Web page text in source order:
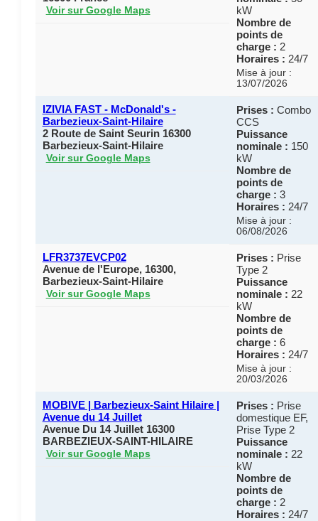
Voir sur Google Maps
kW
Nombre de
points de
charge : 2
Horaires : 24/7
Mise à jour :
13/07/2026
IZIVIA FAST - McDonald's -
Barbezieux-Saint-Hilaire​
2 Route de Saint Seurin 16300
Barbezieux-Saint-Hilaire
Voir sur Google Maps
Prises : Combo
CCS
Puissance
nominale : 150
kW
Nombre de
points de
charge : 3
Horaires : 24/7
Mise à jour :
06/08/2026
LFR3737EVCP02
Avenue de l'Europe, 16300,
Barbezieux-Saint-Hilaire
Voir sur Google Maps
Prises : Prise
Type 2
Puissance
nominale : 22
kW
Nombre de
points de
charge : 6
Horaires : 24/7
Mise à jour :
20/03/2026
MOBIVE | Barbezieux-Saint Hilaire |
Avenue du 14 Juillet
Avenue Du 14 Juillet 16300
BARBEZIEUX-SAINT-HILAIRE
Voir sur Google Maps
Prises : Prise
domestique EF,
Prise Type 2
Puissance
nominale : 22
kW
Nombre de
points de
charge : 2
Horaires : 24/7